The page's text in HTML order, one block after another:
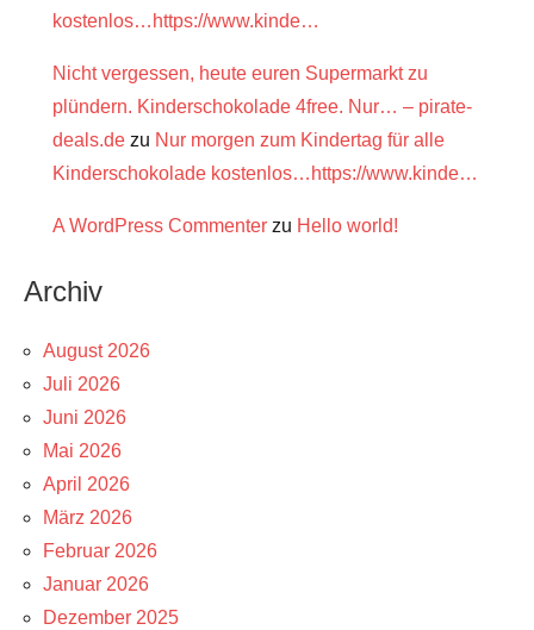
kostenlos…https://www.kinde…
Nicht vergessen, heute euren Supermarkt zu
plündern. Kinderschokolade 4free. Nur… – pirate-
deals.de zu Nur morgen zum Kindertag für alle
Kinderschokolade kostenlos…https://www.kinde…
A WordPress Commenter zu Hello world!
Archiv
August 2026
Juli 2026
Juni 2026
Mai 2026
April 2026
März 2026
Februar 2026
Januar 2026
Dezember 2025